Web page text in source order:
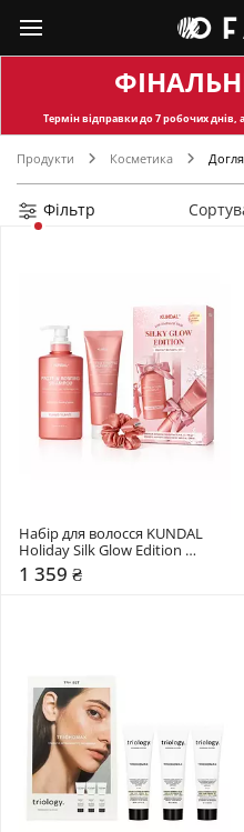
Термін відправкидо 7 робочих днів,
Продукти Косметика
Фільтр
Набір для волосся KUNDAL
Holiday Silk Glow Edition
Protein Bonding Care Set Violet
Muguet
1 359 ₴